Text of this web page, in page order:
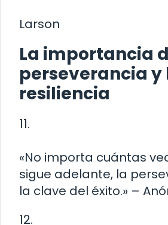
Larson
La importancia
perseverancia y
resiliencia
11.
«No importa cuántas
sigue adelante, la
la clave del éxito.» –
12.